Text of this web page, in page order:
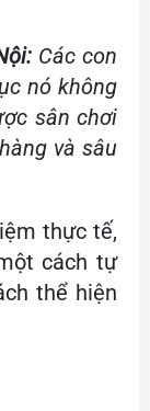
Các con
nó không
sân chơi
và sâu
thực tế,
cách tự
thể hiện